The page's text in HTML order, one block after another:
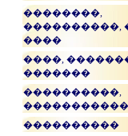
��������,
����������,
����
����,
�������
����������,
�����������
����������